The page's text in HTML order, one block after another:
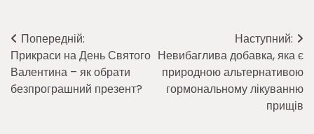
Навігація
записів
Попередній:
Прикраси на День Святого
Валентина – як обрати
безпрограшний презент?
Наступний:
Невибаглива добавка, яка є
природною альтернативою
гормональному лікуванню
прищів